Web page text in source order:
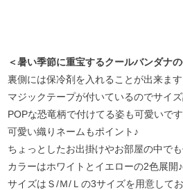
＜暑い季節に重宝するクールバンダナ
裏側には保冷剤を入れることが出来ま
マジックテープが付いているのでサイ
POPな恐竜柄で付けてる姿も可愛いで
可愛い織りネームもポイント♪
ちょっとしたお出掛けやお部屋の中で
カラーはホワイトとイエローの2色展開♪
サイズはＳ/Ｍ/Ｌの3サイズを用意して